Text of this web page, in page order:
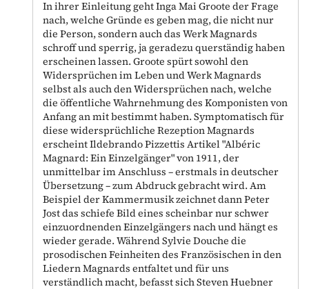
In ihrer Einleitung geht Inga Mai Groote der Frage
nach, welche Gründe es geben mag, die nicht nur
die Person, sondern auch das Werk Magnards
schroff und sperrig, ja geradezu querständig haben
erscheinen lassen. Groote spürt sowohl den
Widersprüchen im Leben und Werk Magnards
selbst als auch den Widersprüchen nach, welche
die öffentliche Wahrnehmung des Komponisten von
Anfang an mit bestimmt haben. Symptomatisch für
diese widersprüchliche Rezeption Magnards
erscheint Ildebrando Pizzettis Artikel "Albéric
Magnard: Ein Einzelgänger" von 1911, der
unmittelbar im Anschluss – erstmals in deutscher
Übersetzung – zum Abdruck gebracht wird. Am
Beispiel der Kammermusik zeichnet dann Peter
Jost das schiefe Bild eines scheinbar nur schwer
einzuordnenden Einzelgängers nach und hängt es
wieder gerade. Während Sylvie Douche die
prosodischen Feinheiten des Französischen in den
Liedern Magnards entfaltet und für uns
verständlich macht, befasst sich Steven Huebner